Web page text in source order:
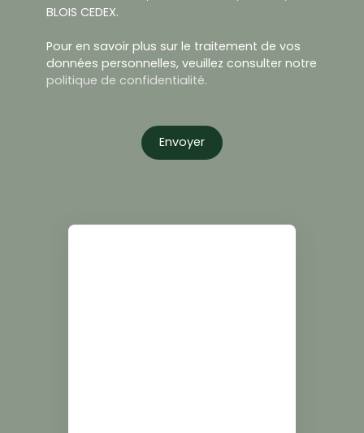
BLOIS CEDEX.
Pour en savoir plus sur le traitement de vos
données personnelles, veuillez consulter notre
politique de confidentialité.
Envoyer